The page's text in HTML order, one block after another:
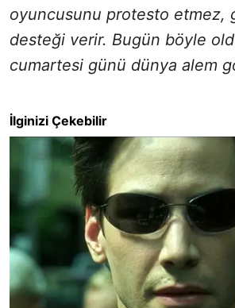
oyuncusunu protesto etmez,
desteği verir. Bugün böyle
cumartesi günü dünya alem